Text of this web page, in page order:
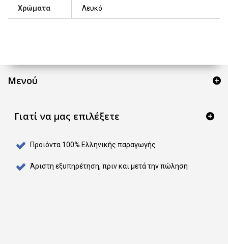
Χρώματα Λευκό
Μενού
Γιατί να μας επιλέξετε
Προϊόντα 100% Ελληνικής παραγωγής
Άριστη εξυπηρέτηση, πριν και μετά την πώληση